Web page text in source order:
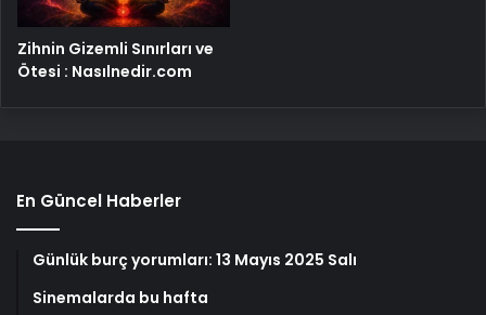
Zihnin Gizemli Sınırları ve
Ötesi : Nasılnedir.com
En Güncel Haberler
Günlük burç yorumları: 13 Mayıs 2025 Salı
Sinemalarda bu hafta